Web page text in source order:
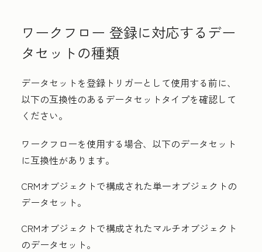
ワークフロー 登録に対応するデー
タセットの種類
データセットを登録トリガーとして使用する前に、
以下の互換性のあるデータセットタイプを確認して
ください。
ワークフローを使用する場合、以下のデータセット
に互換性があります。
CRMオブジェクトで構成された単一オブジェクトの
データセット。
CRMオブジェクトで構成されたマルチオブジェクト
のデータセット。